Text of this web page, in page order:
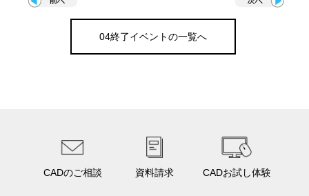
04終了イベントの一覧へ
CADのご相談 資料請求 CADお試し体験